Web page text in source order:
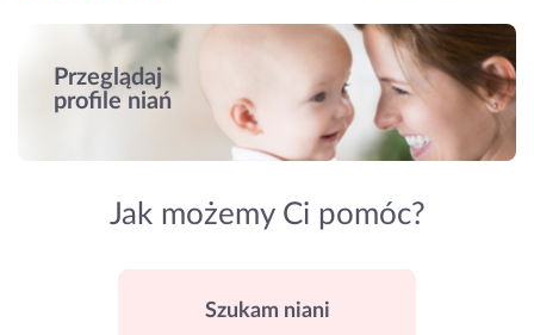
Przeglądaj
profile niań
Jak możemy Ci pomóc?
Szukam niani